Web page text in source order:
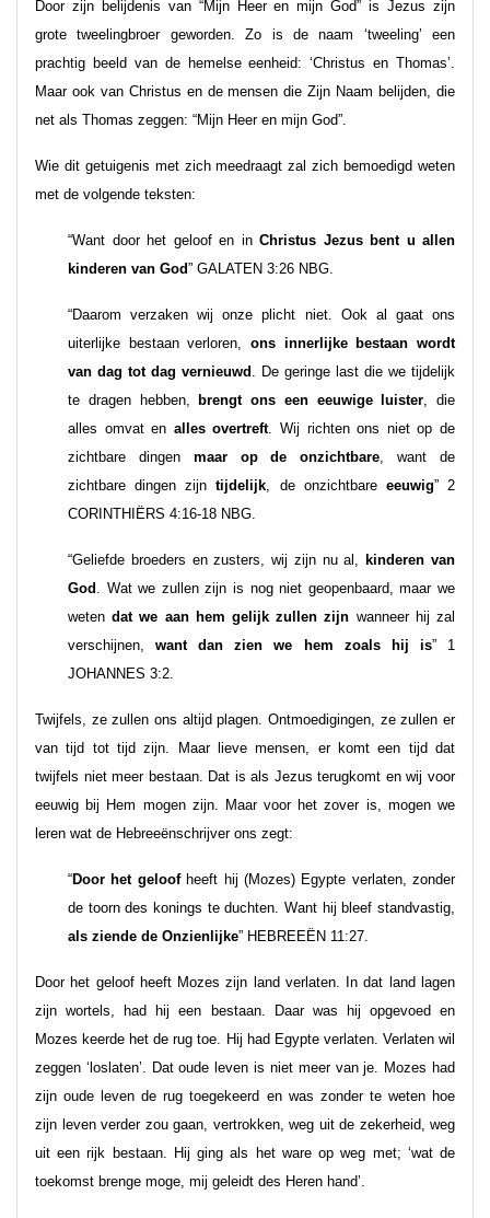
Door zijn belijdenis van “Mijn Heer en mijn God” is Jezus zijn
grote tweelingbroer geworden. Zo is de naam ‘tweeling’ een
prachtig beeld van de hemelse eenheid: ‘Christus en Thomas’.
Maar ook van Christus en de mensen die Zijn Naam belijden, die
net als Thomas zeggen: “Mijn Heer en mijn God”.
Wie dit getuigenis met zich meedraagt zal zich bemoedigd weten
met de volgende teksten:
“Want door het geloof en in Christus Jezus bent u allen
kinderen van God” GALATEN 3:26 NBG.
“Daarom verzaken wij onze plicht niet. Ook al gaat ons
uiterlijke bestaan verloren, ons innerlijke bestaan wordt
van dag tot dag vernieuwd . De geringe last die we tijdelijk
te dragen hebben,
brengt ons een eeuwige luister, die
alles omvat en alles overtreft. Wij richten ons niet op de
zichtbare dingen maar op de onzichtbare, want de
zichtbare dingen zijntijdelijk, de onzichtbare eeuwig” 2
CORINTHIËRS 4:16-18 NBG.
“Geliefde broeders en zusters, wij zijn nu al, kinderen van
God . Wat we zullen zijn is nog niet geopenbaard, maar we
wetendat we aan hem gelijk zullen zijn wanneer hij zal
verschijnen,want dan zien we hem zoals hij is” 1
JOHANNES 3:2.
Twijfels, ze zullen ons altijd plagen. Ontmoedigingen, ze zullen er
van tijd tot tijd zijn. Maar lieve mensen, er komt een tijd dat
twijfels niet meer bestaan. Dat is als Jezus terugkomt en wij voor
eeuwig bij Hem mogen zijn. Maar voor het zover is, mogen we
leren wat de Hebreeënschrijver ons zegt:
“Door het geloofheeft hij (Mozes) Egypte verlaten, zonder
de toorn des konings te duchten. Want hij bleef standvastig,
als ziende de Onzienlijke” HEBREEËN 11:27.
Door het geloof heeft Mozes zijn land verlaten. In dat land lagen
zijn wortels, had hij een bestaan. Daar was hij opgevoed en
Mozes keerde het de rug toe. Hij had Egypte verlaten. Verlaten wil
zeggen ‘loslaten’. Dat oude leven is niet meer van je. Mozes had
zijn oude leven de rug toegekeerd en was zonder te weten hoe
zijn leven verder zou gaan, vertrokken, weg uit de zekerheid, weg
uit een rijk bestaan. Hij ging als het ware op weg met; ‘wat de
toekomst brenge moge, mij geleidt des Heren hand’.